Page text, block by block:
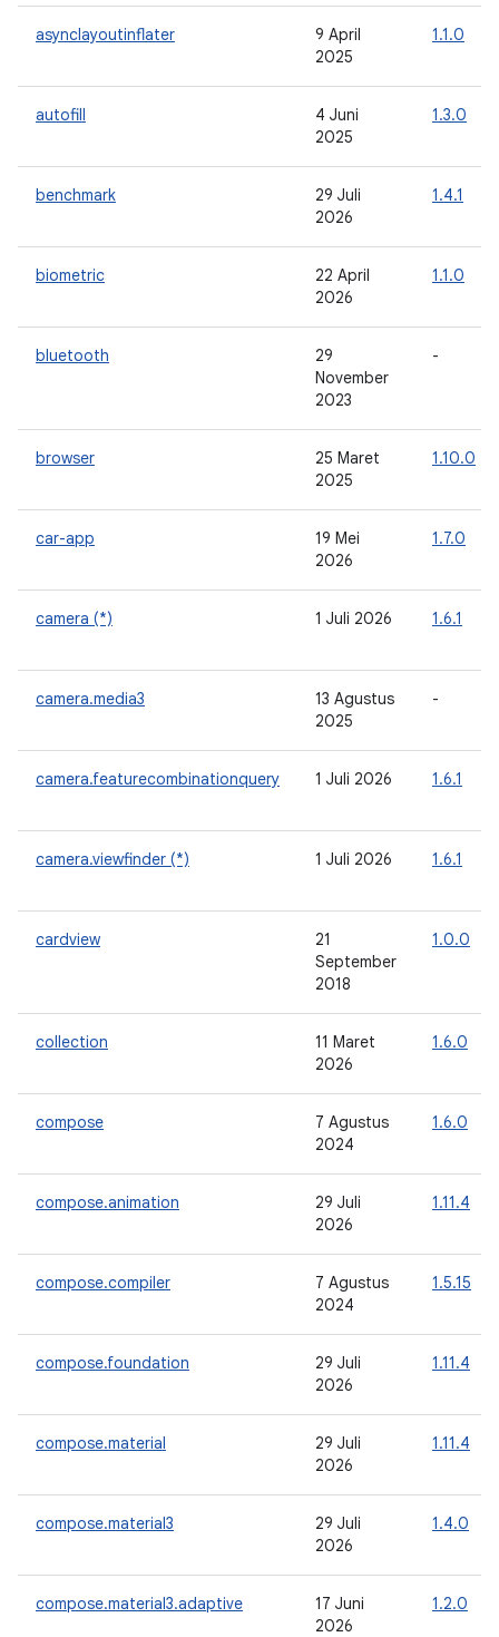
asynclayoutinflater
9 April
2025
1.1.0
autofill
4 Juni
2025
1.3.0
benchmark
29 Juli
2026
1.4.1
biometric
22 April
2026
1.1.0
bluetooth
29
November
2023
-
browser
25 Maret
2025
1.10.0
car-app
19 Mei
2026
1.7.0
camera (*) 1 Juli 2026 1.6.1
camera.media3
13 Agustus
2025
-
camera.featurecombinationquery 1 Juli 2026 1.6.1
camera.viewfinder (*) 1 Juli 2026 1.6.1
cardview
21
September
2018
1.0.0
collection
11 Maret
2026
1.6.0
compose
7 Agustus
2024
1.6.0
compose.animation
29 Juli
2026
1.11.4
compose.compiler
7 Agustus
2024
1.5.15
compose.foundation
29 Juli
2026
1.11.4
compose.material
29 Juli
2026
1.11.4
compose.material3
29 Juli
2026
1.4.0
compose.material3.adaptive
17 Juni
2026
1.2.0